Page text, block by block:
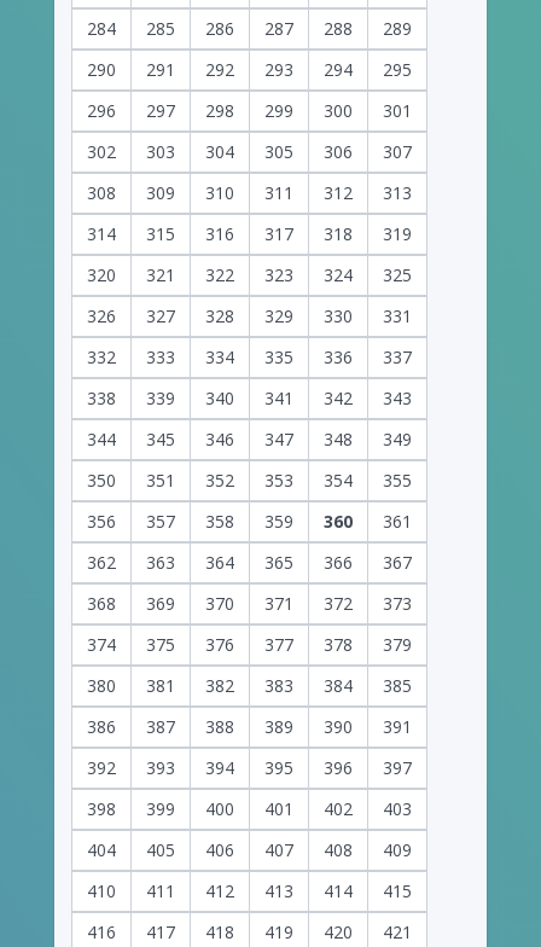
284
285 286 287 288
289
290
291 292 293 294
295
296
297 298 299 300
301
302
303 304 305 306
307
308
309 310 311 312
313
314
315 316 317 318
319
320
321 322 323 324
325
326
327 328 329 330
331
332
333 334 335 336
337
338
339 340 341 342
343
344
345 346 347 348
349
350
351 352 353 354
355
356
357 358 359 360
361
362
363 364 365 366
367
368
369 370 371 372
373
374
375 376 377 378
379
380
381 382 383 384
385
386
387 388 389 390
391
392
393 394 395 396
397
398
399 400 401 402
403
404
405 406 407 408
409
410
411 412 413 414
415
416
417 418 419 420 421